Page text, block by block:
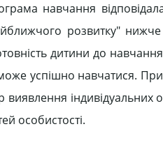
навчання
розвитку" нижче
дитини до
успішно навчатися.
індивідуальних
особистості.